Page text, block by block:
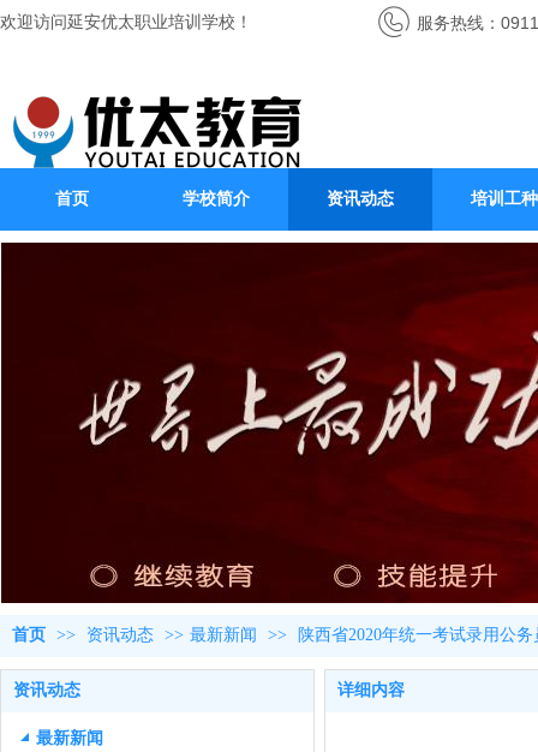
欢迎访问延安优太职业培训学校！ 服务热线：
首页 学校简介 资讯动态 培训工种
首页 >> 资讯动态 >> 最新新闻 >> 陕西省2020年统一考试录用公务
资讯动态
最新新闻
详细内容